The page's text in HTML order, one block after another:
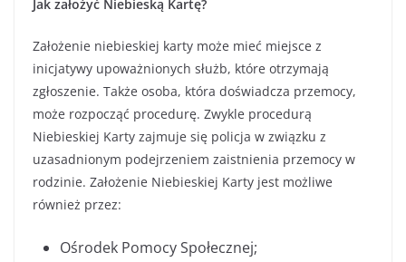
Jak założyć Niebieską Kartę?
Założenie niebieskiej karty może mieć miejsce z
inicjatywy upoważnionych służb, które otrzymają
zgłoszenie. Także osoba, która doświadcza przemocy,
może rozpocząć procedurę. Zwykle procedurą
Niebieskiej Karty zajmuje się policja w związku z
uzasadnionym podejrzeniem zaistnienia przemocy w
rodzinie. Założenie Niebieskiej Karty jest możliwe
również przez:
Ośrodek Pomocy Społecznej;